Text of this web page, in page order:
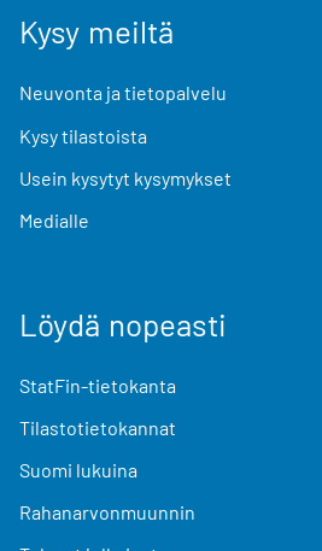
Kysy meiltä
Neuvonta ja tietopalvelu
Kysy tilastoista
Usein kysytyt kysymykset
Medialle
Löydä nopeasti
StatFin-tietokanta
Tilastotietokannat
Suomi lukuina
Rahanarvonmuunnin